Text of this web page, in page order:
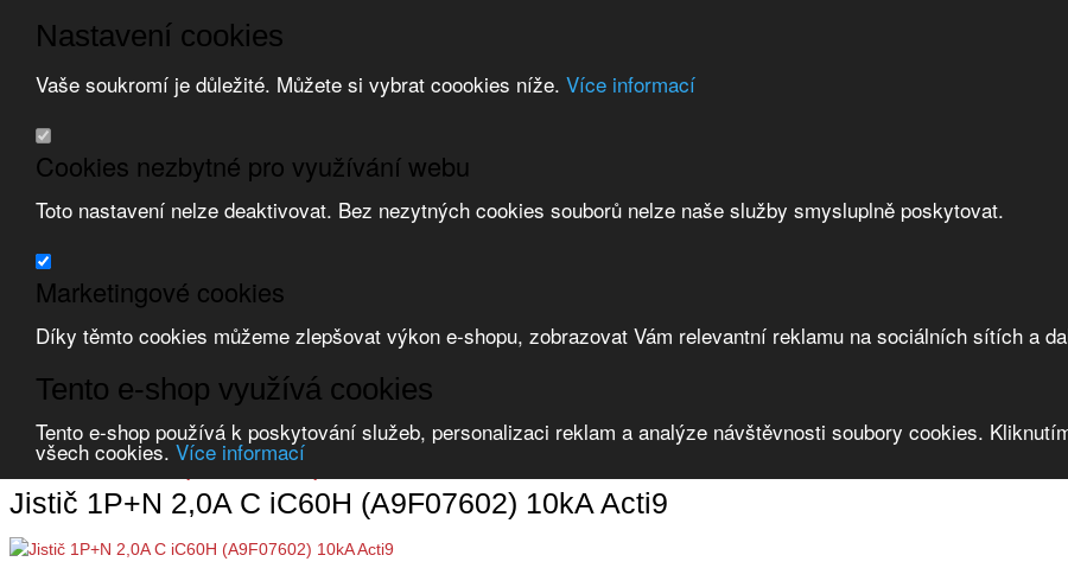
Nastavení cookies
Vaše soukromí je důležité. Můžete si vybrat coookies níže. Více informací
Cookies nezbytné pro využívání webu
Toto nastavení nelze deaktivovat. Bez nezytných cookies souborů nelze naše služby smysluplně poskytovat.
Marketingové cookies
Díky těmto cookies můžeme zlepšovat výkon e-shopu, zobrazovat Vám relevantní reklamu na sociálních sítích a
Tento e-shop využívá cookies
Tento e-shop používá k poskytování služeb, personalizaci reklam a analýze návštěvnosti soubory cookies.
všech cookies. Více informací
Přeskočit na hlavní obsah Přeskočit na doplňující obsah
Obchodní podmínky
Registrace
Zvolte měnu:
Přihlásit uživatele
Porovnat produkty 0
Jistič 1P+N 2,0A C iC60H (A9F07602) 10kA Acti9